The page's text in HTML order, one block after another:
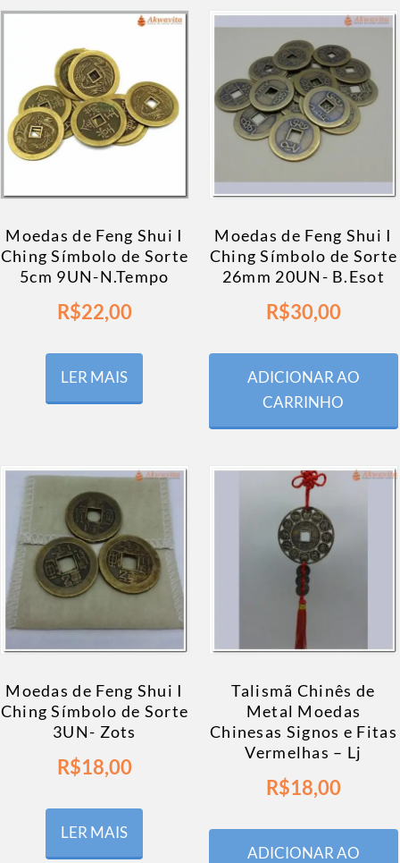
Moedas de Feng Shui I
Ching Símbolo de Sorte
5cm 9UN-N.Tempo
R$22,00
LER MAIS
Moedas de Feng Shui I
Ching Símbolo de Sorte
26mm 20UN- B.Esot
R$30,00
ADICIONAR AO
CARRINHO
Moedas de Feng Shui I
Ching Símbolo de Sorte
3UN- Zots
R$18,00
LER MAIS
Talismã Chinês de
Metal Moedas
Chinesas Signos e Fitas
Vermelhas – Lj
R$18,00
ADICIONAR AO